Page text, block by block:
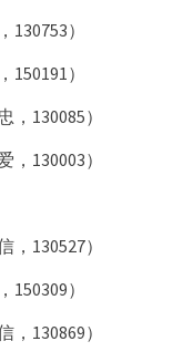
）
）
130085）
130003）
130527）
）
130869）